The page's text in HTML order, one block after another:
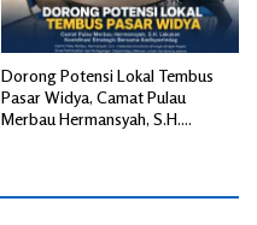
Dorong Potensi Lokal Tembus
Pasar Widya, Camat Pulau
Merbau Hermansyah, S.H.